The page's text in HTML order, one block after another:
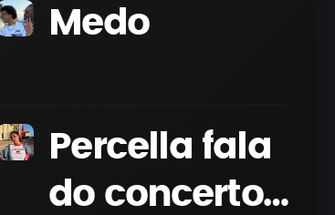
Medo
Percella fala
do concerto